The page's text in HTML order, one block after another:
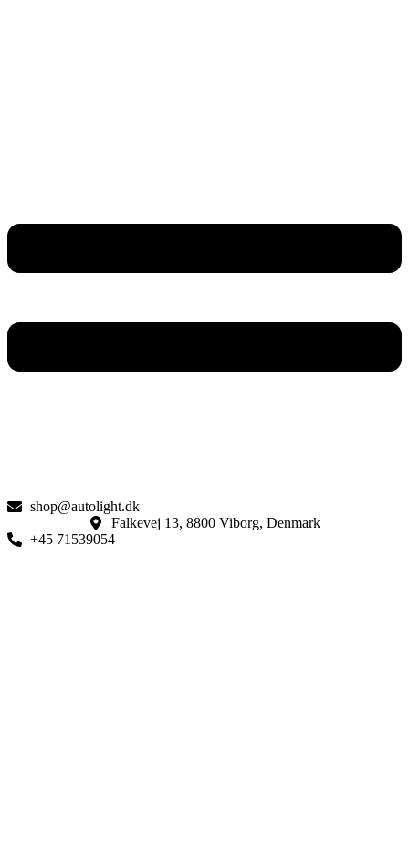
shop@autolight.dk
Falkevej 13, 8800 Viborg, Denmark
+45 71539054